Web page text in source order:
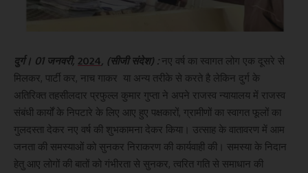
दुर्ग। 01 जनवरी, 2024 , (सीजी संदेश) :नए वर्ष का स्वागत लोग एक दूसरे से
मिलकर, पार्टी कर, नाच गाकर या अन्य तरीके से करते है लेकिन दुर्ग के
अतिरिक्त तहसीलदार प्रफुल्ल कुमार गुप्ता ने अपने राजस्व न्यायालय में राजस्व
संबंधी कार्यों के निपटारे के लिए आए हुए पक्षकारों, ग्रामीणों का स्वागत फूलों का
गुलदस्ता देकर नए वर्ष की शुभकामना देकर किया। उत्साह के वातावरण में आम
जनता की समस्याओं को सुनकर निराकरण की कार्यवाही की। समस्या के निदान
हेतु आए लोगों की बातों को गंभीरता से सुनकर, त्वरित गति से समाधान की